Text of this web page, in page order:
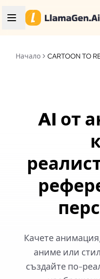
Начало CARTOON TO
AI от
Качете
аниме или
създайте по-